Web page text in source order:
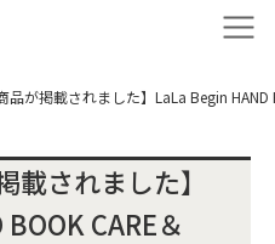
品が掲載されました】LaLa Begin
載されました】
CARE＆